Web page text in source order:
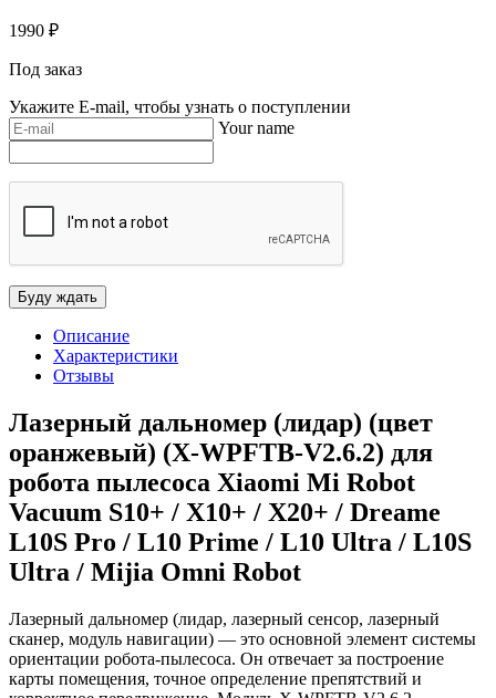
1990 ₽
Под заказ
Укажите E-mail, чтобы узнать о поступлении
Your name
Описание
Характеристики
Отзывы
Лазерный дальномер (лидар) (цвет
оранжевый) (X-WPFTB-V2.6.2) для
робота пылесоса Xiaomi Mi Robot
Vacuum S10+ / X10+ / X20+ / Dreame
L10S Pro / L10 Prime / L10 Ultra / L10S
Ultra / Mijia Omni Robot
Лазерный дальномер (лидар, лазерный сенсор, лазерный
сканер, модуль навигации) — это основной элемент системы
ориентации робота-пылесоса. Он отвечает за построение
карты помещения, точное определение препятствий и